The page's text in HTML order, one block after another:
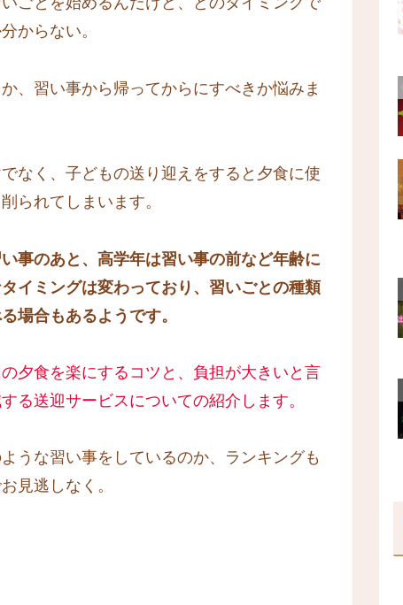
からない。
、習い事から帰ってからにすべきか悩みま
なく、子どもの送り迎えをすると夕食に使
られてしまいます。
事のあと、高学年は習い事の前など年齢に
イミングは変わっており、習いごとの種類
場合もあるようです。
夕食を楽にするコツと、負担が大きいと言
る送迎サービスについての紹介します。
うな習い事をしているのか、ランキングも
見逃しなく。